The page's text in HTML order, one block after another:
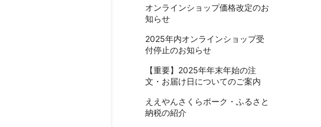
オンラインショップ価格改定のお
知らせ
2025年内オンラインショップ受
付停止のお知らせ
【重要】2025年年末年始の注
文・お届け日についてのご案内
ええやんさくらポーク・ふるさと
納税の紹介